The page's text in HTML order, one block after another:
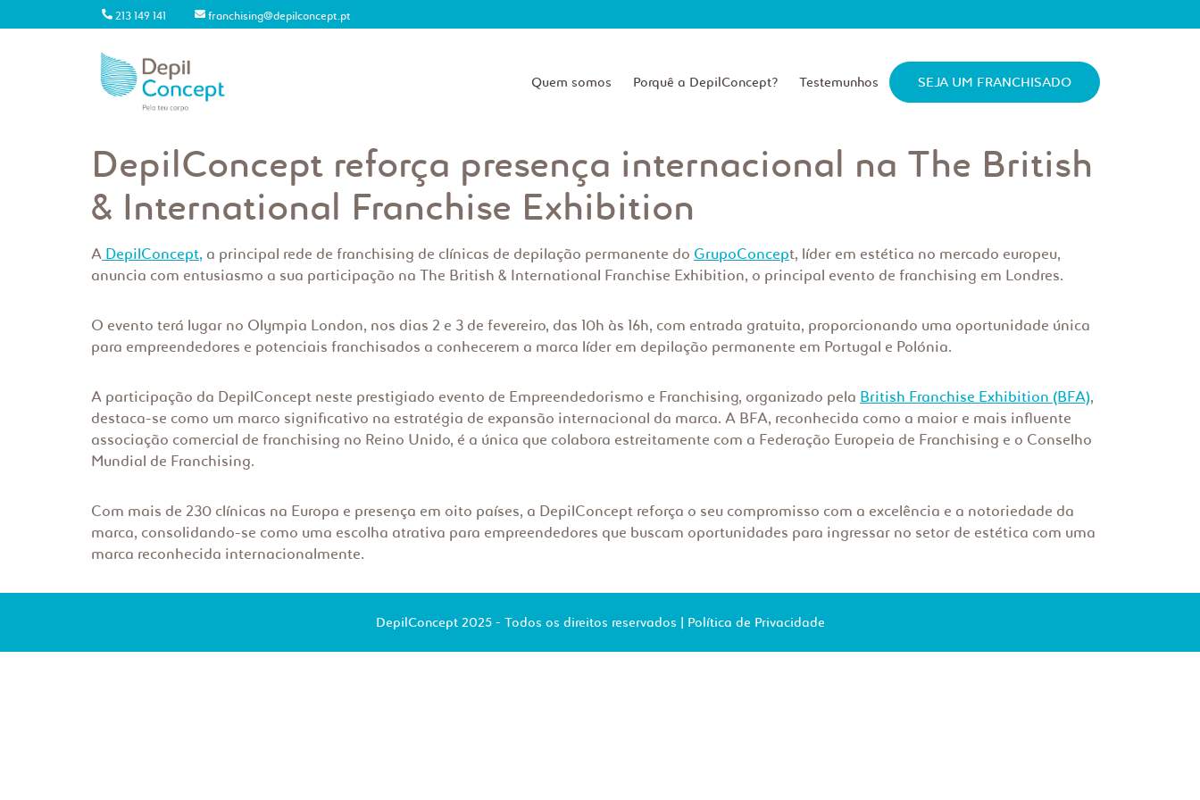
213 149 141 franchising@depilconcept.pt
Quem somos Porquê a DepilConcept? Testemunhos SEJA UM FRANCHISADO
DepilConcept reforça presença internacional na The British
& International Franchise Exhibition
A DepilConcept, a principal rede de franchising de clínicas de depilação permanente do GrupoConcept, líder em estética no mercado europeu,
anuncia com entusiasmo a sua participação na The British & International Franchise Exhibition, o principal evento de franchising em Londres.
O evento terá lugar no Olympia London, nos dias 2 e 3 de fevereiro, das 10h às 16h, com entrada gratuita, proporcionando uma oportunidade única
para empreendedores e potenciais franchisados a conhecerem a marca líder em depilação permanente em Portugal e Polónia.
A participação da DepilConcept neste prestigiado evento de Empreendedorismo e Franchising, organizado pela British Franchise Exhibition (BFA),
destaca-se como um marco significativo na estratégia de expansão internacional da marca. A BFA, reconhecida como a maior e mais influente
associação comercial de franchising no Reino Unido, é a única que colabora estreitamente com a Federação Europeia de Franchising e o Conselho
Mundial de Franchising.
Com mais de 230 clínicas na Europa e presença em oito países, a DepilConcept reforça o seu compromisso com a excelência e a notoriedade da
marca, consolidando-se como uma escolha atrativa para empreendedores que buscam oportunidades para ingressar no setor de estética com uma
marca reconhecida internacionalmente.
DepilConcept 2025 - Todos os direitos reservados | Política de Privacidade